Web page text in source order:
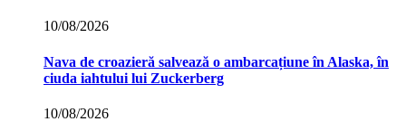
10/08/2026
Nava de croazieră salvează o ambarcațiune în Alaska, în
ciuda iahtului lui Zuckerberg
10/08/2026